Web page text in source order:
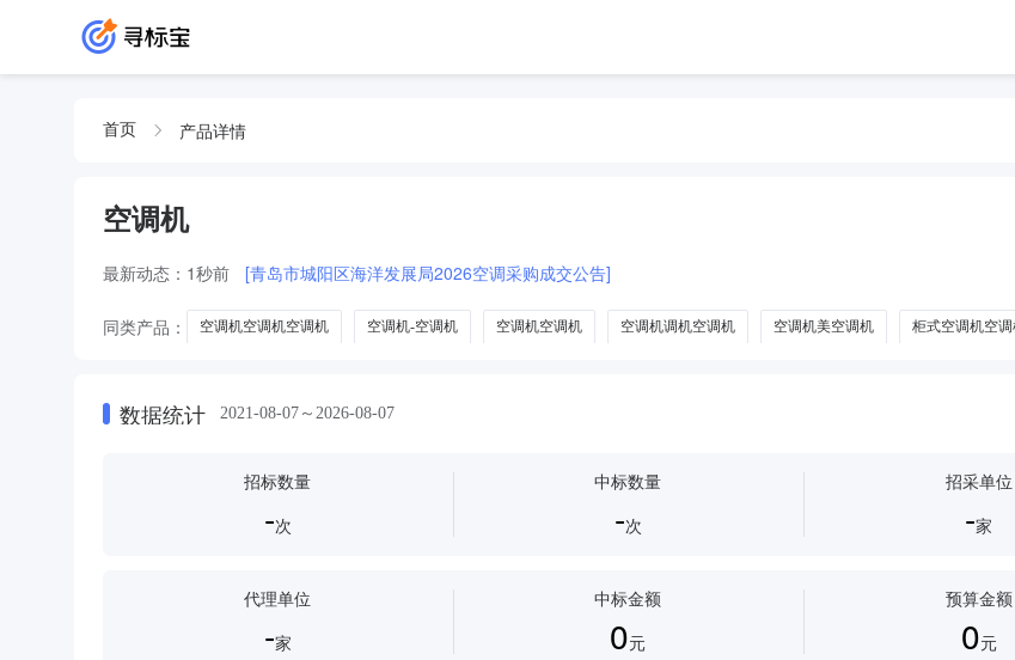
首页 产品详情
空调机
最新动态： 1秒前 [青岛市城阳区海洋发展局2026空调采购成交公告]
同类产品： 空调机空调机空调机 空调机-空调机 空调机空调机 空调机调机空调机 空调机美空调机 柜式空调机空
数据统计 2021-08-07～2026-08-07
招标数量
-次
中标数量
-次
招采单位
-家
代理单位
-家
中标金额
0元
预算金额
0元